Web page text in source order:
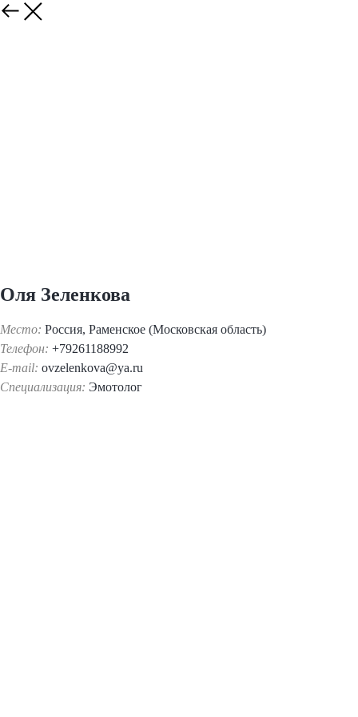
Оля Зеленкова
Место: Россия, Раменское (Московская область)
Телефон: +79261188992
E-mail: ovzelenkova@ya.ru
Специализация: Эмотолог